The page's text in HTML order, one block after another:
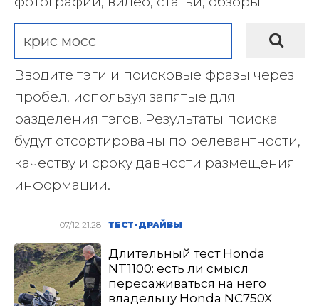
Вводите тэги и поисковые фразы через
пробел, используя запятые для
разделения тэгов. Результаты поиска
будут отсортированы по релевантности,
качеству и сроку давности размещения
информации.
07/12 21:28 ТЕСТ-ДРАЙВЫ
Длительный тест Honda
NT1100: есть ли смысл
пересаживаться на него
владельцу Honda NC750X